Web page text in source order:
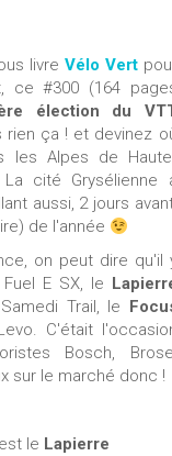
livre Vélo Vert
ce #300 (164
élection du
rien ça ! et devinez
les Alpes de
cité Grysélienne
aussi, 2 jours
de l'année
on peut dire qu'il
Fuel E SX, le
Samedi Trail, le
C'était
Bosch,
sur le marché donc !
le Lapierre